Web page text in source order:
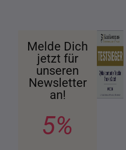
Melde Dich
jetzt für
unseren
Newsletter
an!
5%